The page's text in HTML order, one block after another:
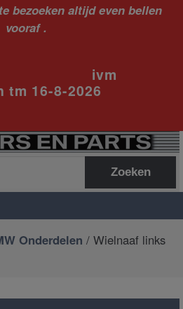
bezoeken altijd even bellen
vooraf .
tm 16-8-2026
Zoeken
Onderdelen / Wielnaaf links